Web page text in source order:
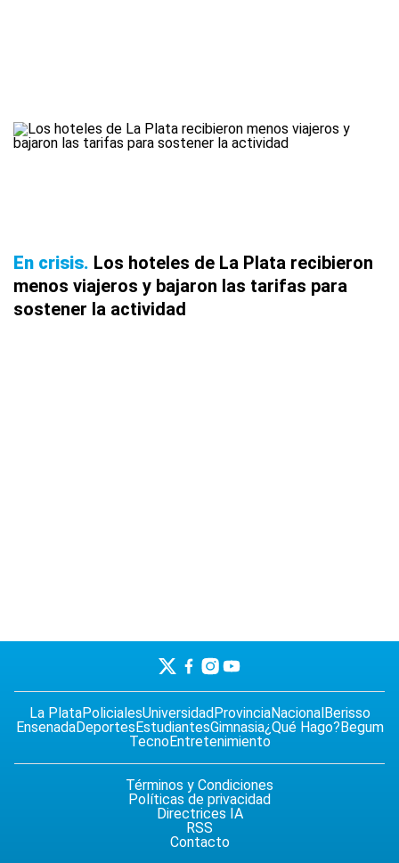
En crisis Los hoteles de La Plata recibieron
menos viajeros y bajaron las tarifas para
sostener la actividad
La PlataPolicialesUniversidadProvinciaNacionalBerisso
EnsenadaDeportesEstudiantesGimnasia¿Qué Hago?Begum
TecnoEntretenimiento
Términos y Condiciones
Políticas de privacidad
Directrices IA
RSS
Contacto